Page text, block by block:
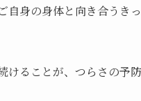
自身の身体と向き合うき
ることが、つらさの予防